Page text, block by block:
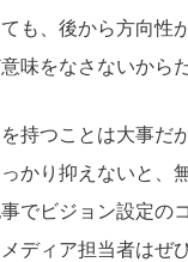
も、後から方向性
味をなさないからだ
持つことは大事だ
かり抑えないと、
でビジョン設定の
ディア担当者はぜ